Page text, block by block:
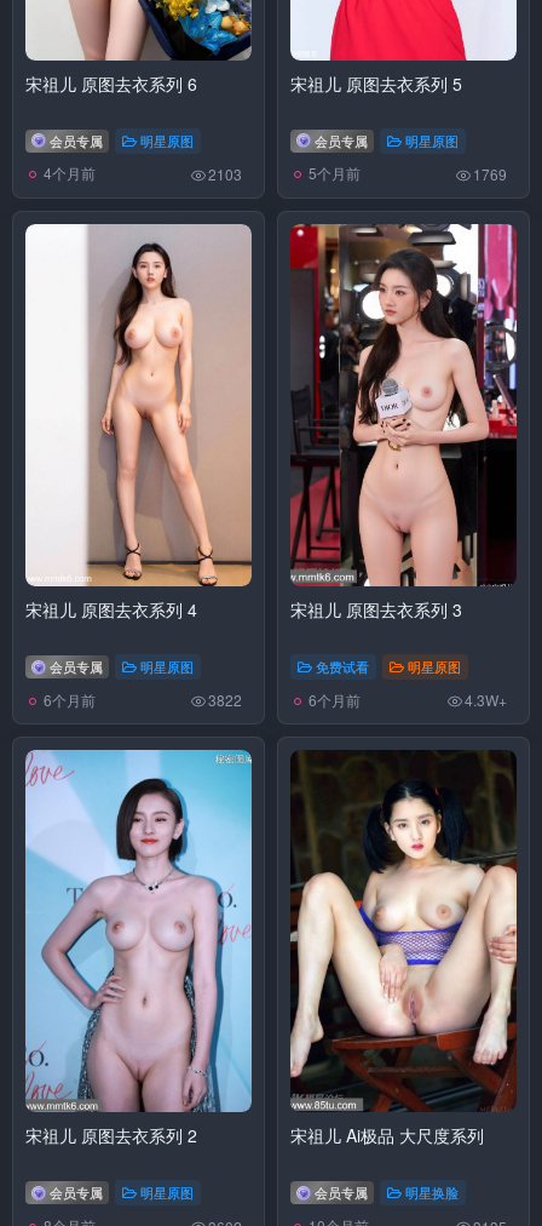
宋祖儿 原图去衣系列 6
会员专属 明星原图
4个月前 2103
宋祖儿 原图去衣系列 5
会员专属 明星原图
5个月前 1769
宋祖儿 原图去衣系列 4
会员专属 明星原图
6个月前 3822
宋祖儿 原图去衣系列 3
免费试看 明星原图
6个月前 4.3W+
宋祖儿 原图去衣系列 2
会员专属 明星原图
宋祖儿 Ai极品 大尺度系列
会员专属 明星换脸